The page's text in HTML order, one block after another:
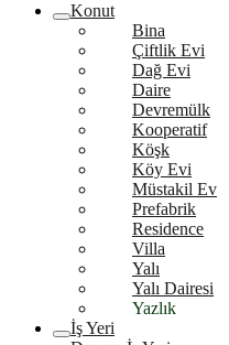
Konut
Bina
Çiftlik Evi
Dağ Evi
Daire
Devremülk
Kooperatif
Köşk
Köy Evi
Müstakil Ev
Prefabrik
Residence
Villa
Yalı
Yalı Dairesi
Yazlık
İş Yeri